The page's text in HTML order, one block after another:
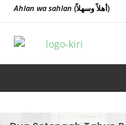
Ahlan wa sahlan (أهلاً وسهلاً)